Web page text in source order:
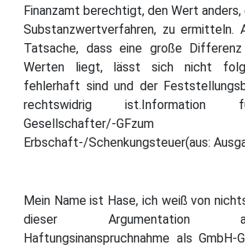
Finanzamt berechtigt, den Wert anders,
Substanzwertverfahren, zu ermitteln.
Tatsache, dass eine große
Werten liegt, lässt sich nicht
fehlerhaft sind und der
rechtswidrig ist.Information
Gesellschafter/-
Erbschaft-/Schenkungsteuer(aus:
Mein Name ist Hase, ich weiß von
dieser
Haftungsinanspruchnahme als GmbH-